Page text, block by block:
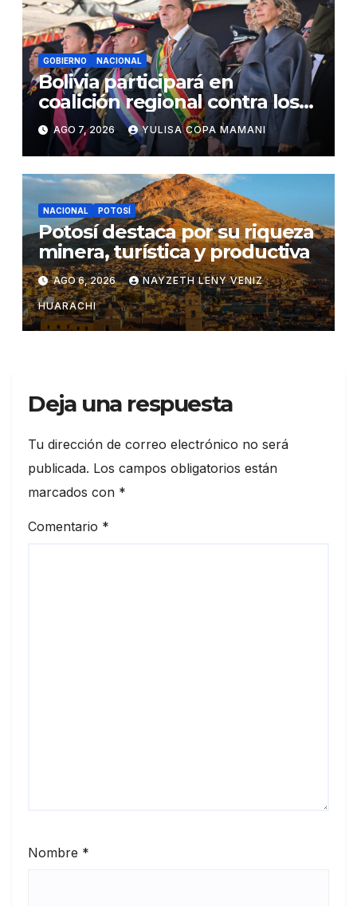
GOBIERNO NACIONAL
Bolivia participará en
coalición regional contra los
cárteles del narcotráfico
AGO 7, 2026 YULISA COPA MAMANI
NACIONAL POTOSÍ
Potosí destaca por su riqueza
minera, turística y productiva
AGO 6, 2026 NAYZETH LENY VENIZ
HUARACHI
Deja una respuesta
Tu dirección de correo electrónico no será
publicada. Los campos obligatorios están
marcados con *
Comentario *
Nombre *